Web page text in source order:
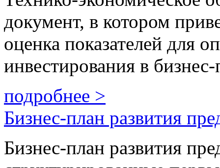
документ, в котором
оценка показателей для
инвестирования в бизнес-
подробнее >
Бизнес-план развития
Бизнес-план развития